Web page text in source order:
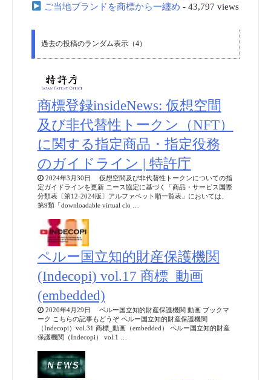
ご当地ブランドを商標から一纏め - 43,797 views
過去の投稿のランダム表示（4）
商標登録insideNews: 仮想空間
及び非代替性トークン（NFT）
に関する指定商品・指定役務
のガイドライン | 特許庁
2024年3月30日 仮想空間及び非代替性トークンについての指
定ガイドラインを更新 ニース協定に基づく「商品・サービス国際
分類表〔第12-2024版〕アルファベット順一覧表」においては、
第9類「downloadable virtual clo …
ペルー国立知的財産保護機関
(Indecopi) vol.17 商標_動画
(embedded)
2020年4月29日 ペルー国立知的財産保護機関 動画 ブックマ
ーク こちらの記事もどうぞ ペルー国立知的財産保護機関
（Indecopi）vol.31 商標_動画（embedded） ペルー国立知的財産
保護機関（Indecopi） vol.1 …